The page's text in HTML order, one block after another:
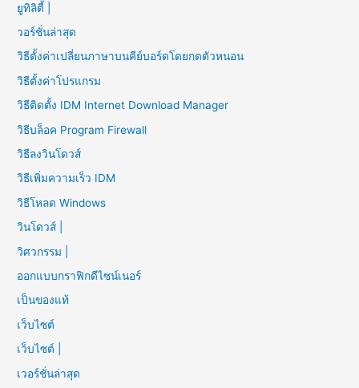
ยูทิลิตี้ |
วอร์ชั่นล่าสุด
วิธีตั้งค่าเปลี่ยนภาษาบนคีย์บอร์ดโดยกดตัวหนอน
วิธีตั้งค่าโปรแกรม
วิธีติดตั้ง IDM Internet Download Manager
วิธีบล็อค Program Firewall
วิธีลงวินโดวส์
วิธีเพิ่มความเร็ว IDM
วิธีโหลด Windows
วินโดวส์ |
วิศวกรรม |
ออกแบบกราฟิกดีไซน์เนอร์
เป็นของแท้
เว็บไซต์
เว็บไซต์ |
เวอร์ชั่นล่าสุด